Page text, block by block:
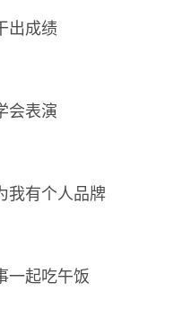
出成绩
会表演
有个人品牌
起吃午饭